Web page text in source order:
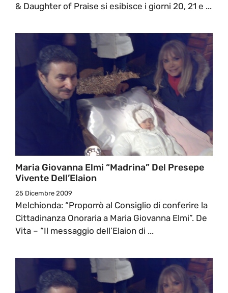
& Daughter of Praise si esibisce i giorni 20, 21 e ...
Maria Giovanna Elmi “madrina” Del Presepe
Vivente Dell’Elaion
25 Dicembre 2009
Melchionda: “Proporrò al Consiglio di conferire la
Cittadinanza Onoraria a Maria Giovanna Elmi”. De
Vita – “Il messaggio dell’Elaion di ...